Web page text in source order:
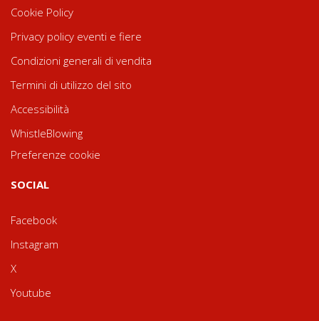
Cookie Policy
Privacy policy eventi e fiere
Condizioni generali di vendita
Termini di utilizzo del sito
Accessibilità
WhistleBlowing
Preferenze cookie
SOCIAL
Facebook
Instagram
X
Youtube